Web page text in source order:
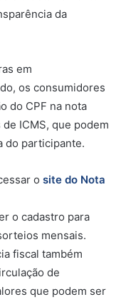
da
em
os consumidores
do CPF na nota
ICMS, que podem
do participante.
o site do Nota
o cadastro para
mensais.
fiscal também
de
que podem ser